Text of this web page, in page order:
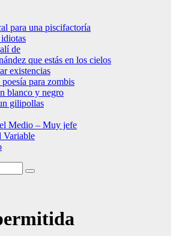
para una piscifactoría
de
que estás en los cielos
existencias
para zombis
blanco y negro
gilipollas
Medio – Muy jefe
Variable